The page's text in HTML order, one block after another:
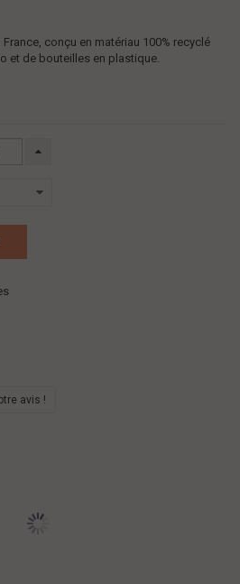
conçu en matériau 100% recyclé
et de bouteilles en plastique.
avis !